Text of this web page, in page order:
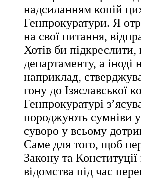
надсиланням копій
Генпрокуратури. Я
на свої питання,
Хотів би
департаменту, а
наприклад,
гону до Ізяславської
Генпрокуратурі
породжують сумніви
суворо у всьому
Саме для того, щоб
Закону та
відомства під час